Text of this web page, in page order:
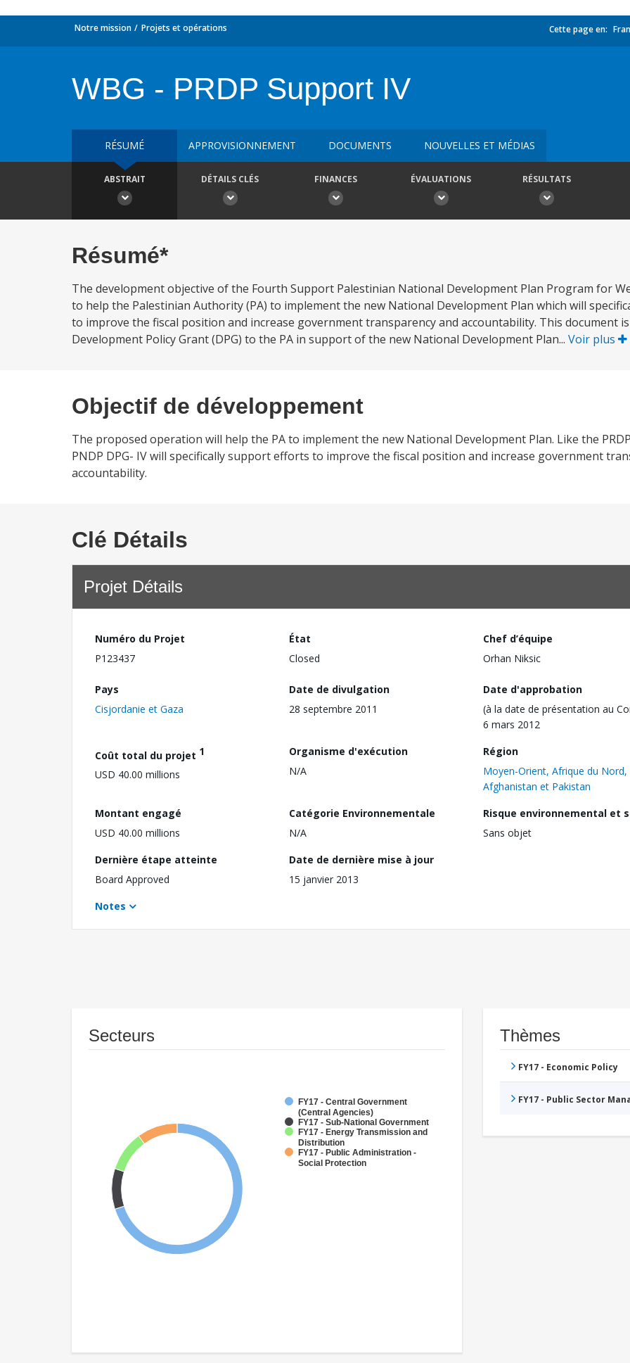
Notre mission Projets et opérations Cette page en:
WBG - PRDP Support IV
RÉSUMÉ APPROVISIONNEMENT DOCUMENTS NOUVELLES ET MÉDIAS
ABSTRAIT DÉTAILS CLÉS FINANCES ÉVALUATIONS RÉSULTATS
Résumé*
The development objective of the Fourth Support Palestinian National Development Plan Program for
to help the Palestinian Authority (PA) to implement the new National Development Plan which will
to improve the fiscal position and increase government transparency and accountability. This document
Development Policy Grant (DPG) to the PA in support of the new National Development Plan... Voir plus
Objectif de développement
The proposed operation will help the PA to implement the new National Development Plan. Like the
PNDP DPG- IV will specifically support efforts to improve the fiscal position and increase government
accountability.
Clé Détails
Projet Détails
Numéro du Projet
P123437
État
Closed
Chef d’équipe
Orhan Niksic
Pays
Cisjordanie et Gaza
Date de divulgation
28 septembre 2011
Date d'approbation
(à la date de présentation au
6 mars 2012
Coût total du projet 1
USD 40.00 millions
Organisme d'exécution
N/A
Région
Moyen-Orient, Afrique du Nord,
Afghanistan et Pakistan
Montant engagé
USD 40.00 millions
Catégorie Environnementale
N/A
Risque environnemental et
Sans objet
Dernière étape atteinte
Board Approved
Date de dernière mise à jour
15 janvier 2013
Notes
Secteurs
FY17 - Central Government
(Central Agencies)
FY17 - Sub-National Government
FY17 - Energy Transmission and
Distribution
FY17 - Public Administration -
Social Protection
Thèmes
FY17 - Economic Policy
FY17 - Public Sector